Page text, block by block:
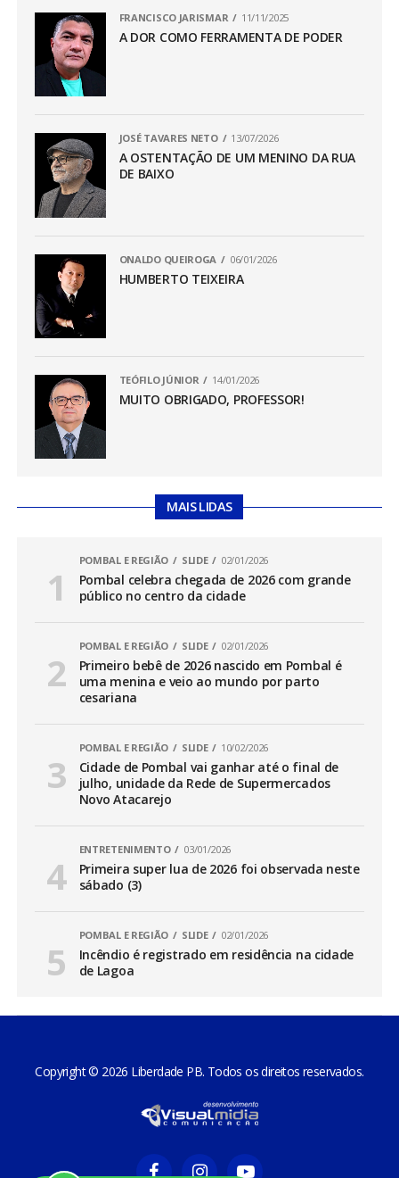
FRANCISCO JARISMAR 11/11/2025
A DOR COMO FERRAMENTA DE PODER
JOSÉ TAVARES NETO 13/07/2026
A OSTENTAÇÃO DE UM MENINO DA RUA
DE BAIXO
ONALDO QUEIROGA 06/01/2026
HUMBERTO TEIXEIRA
TEÓFILO JÚNIOR 14/01/2026
MUITO OBRIGADO, PROFESSOR!
MAIS LIDAS
POMBAL E REGIÃO SLIDE 02/01/2026
Pombal celebra chegada de 2026 com grande
público no centro da cidade
POMBAL E REGIÃO SLIDE 02/01/2026
Primeiro bebê de 2026 nascido em Pombal é
uma menina e veio ao mundo por parto
cesariana
POMBAL E REGIÃO SLIDE 10/02/2026
Cidade de Pombal vai ganhar até o final de
julho, unidade da Rede de Supermercados
Novo Atacarejo
ENTRETENIMENTO 03/01/2026
Primeira super lua de 2026 foi observada neste
sábado (3)
POMBAL E REGIÃO SLIDE 02/01/2026
Incêndio é registrado em residência na cidade
de Lagoa
Copyright © 2026 Liberdade PB. Todos os direitos reservados.